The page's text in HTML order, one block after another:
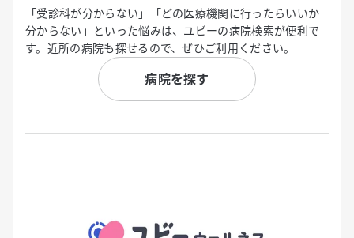
「受診科が分からない」「どの医療機関に行ったらいいか
分からない」といった悩みは、ユビーの病院検索が便利で
す。近所の病院も探せるので、ぜひご利用ください。
病院を探す